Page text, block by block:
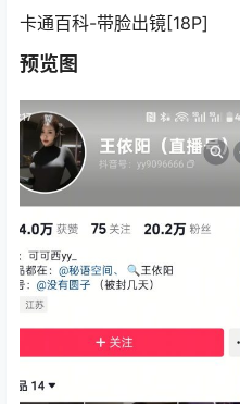
卡通百科-带脸出镜[18P]
预览图